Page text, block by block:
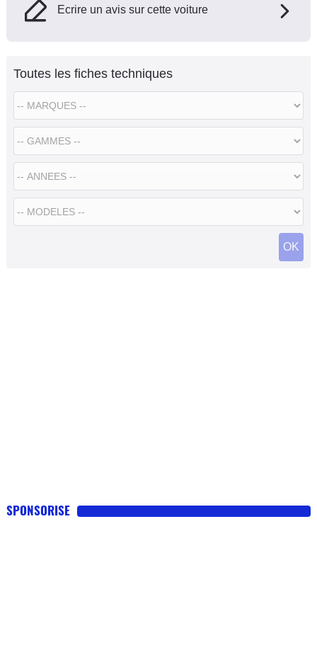
Ecrire un avis sur cette voiture
Toutes les fiches techniques
SPONSORISE